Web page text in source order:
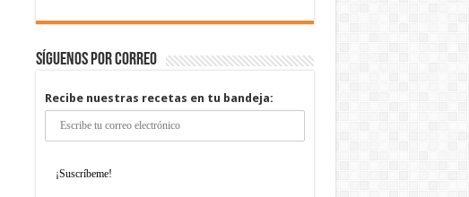
Síguenos por correo
Recibe nuestras recetas en tu bandeja: